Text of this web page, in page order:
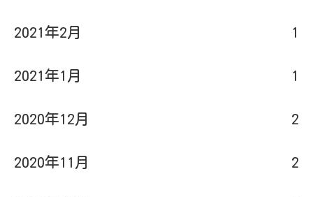
2021年2月 1
2021年1月 1
2020年12月 2
2020年11月 2